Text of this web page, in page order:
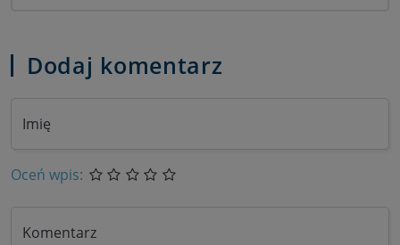
Dodaj komentarz
Imię
Oceń wpis:
Komentarz